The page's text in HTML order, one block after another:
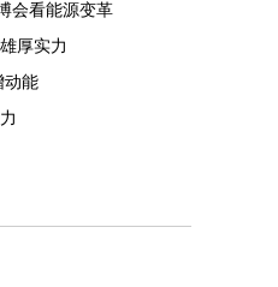
会看能源变革
厚实力
动能